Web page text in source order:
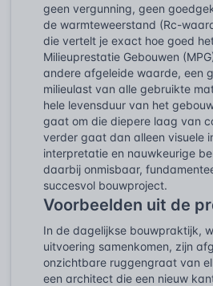
geen vergunning, geen
de warmteweerstand (Rc-
die vertelt je exact hoe goed
Milieuprestatie Gebouwen
andere afgeleide waarde, een
milieulast van alle gebruikte
hele levensduur van het
gaat om die diepere laag van
verder gaat dan alleen visuele
interpretatie en nauwkeurige
daarbij onmisbaar,
succesvol bouwproject.
Voorbeelden uit de
In de dagelijkse bouwpraktijk,
uitvoering samenkomen, zijn
onzichtbare ruggengraat van
een architect die een nieuw